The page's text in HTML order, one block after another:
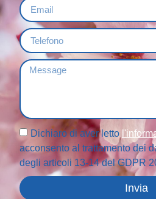
Dichiaro di aver letto
acconsento al trattamento dei
degli articoli 13-14 del GDPR
Invia